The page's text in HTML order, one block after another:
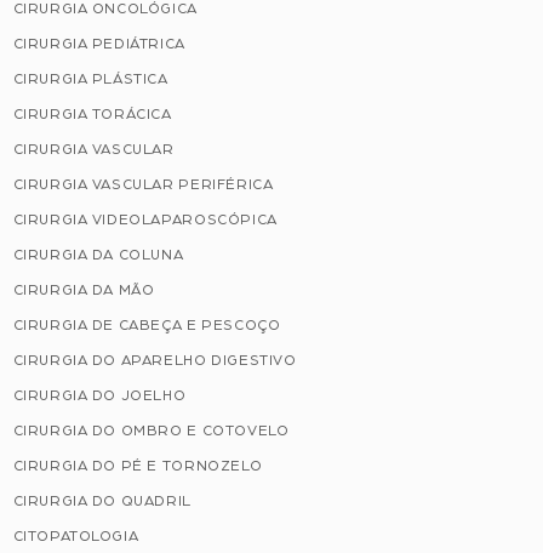
CIRURGIA ONCOLÓGICA
CIRURGIA PEDIÁTRICA
CIRURGIA PLÁSTICA
CIRURGIA TORÁCICA
CIRURGIA VASCULAR
CIRURGIA VASCULAR PERIFÉRICA
CIRURGIA VIDEOLAPAROSCÓPICA
CIRURGIA DA COLUNA
CIRURGIA DA MÃO
CIRURGIA DE CABEÇA E PESCOÇO
CIRURGIA DO APARELHO DIGESTIVO
CIRURGIA DO JOELHO
CIRURGIA DO OMBRO E COTOVELO
CIRURGIA DO PÉ E TORNOZELO
CIRURGIA DO QUADRIL
CITOPATOLOGIA